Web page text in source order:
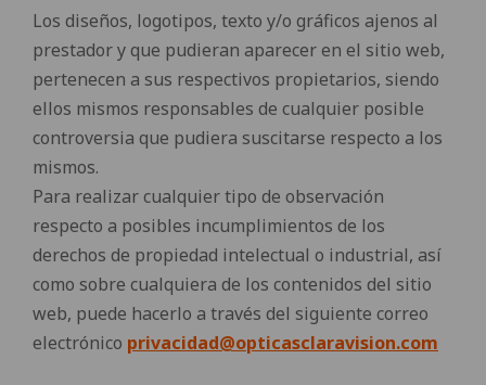
Los diseños, logotipos, texto y/o gráficos ajenos al
prestador y que pudieran aparecer en el sitio web,
pertenecen a sus respectivos propietarios, siendo
ellos mismos responsables de cualquier posible
controversia que pudiera suscitarse respecto a los
mismos.
Para realizar cualquier tipo de observación
respecto a posibles incumplimientos de los
derechos de propiedad intelectual o industrial, así
como sobre cualquiera de los contenidos del sitio
web, puede hacerlo a través del siguiente correo
electrónico privacidad@opticasclaravision.com